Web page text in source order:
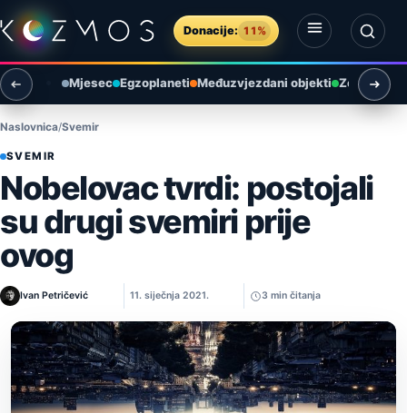
Preskoči na sadržaj
Donacije: 11%
Otvori izbornik
Otvori pretragu
Mjesec Egzoplaneti Međuzvjezdani objekti Zemlja i
Naslovnica Svemir
SVEMIR
Nobelovac tvrdi: postojali
su drugi svemiri prije
ovog
Ivan Petričević 11. siječnja 2021. 3 min čitanja